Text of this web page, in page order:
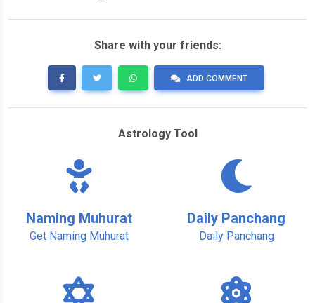
Share with your friends:
ADD COMMENT
Astrology Tool
Naming Muhurat
Get Naming Muhurat
Daily Panchang
Daily Panchang